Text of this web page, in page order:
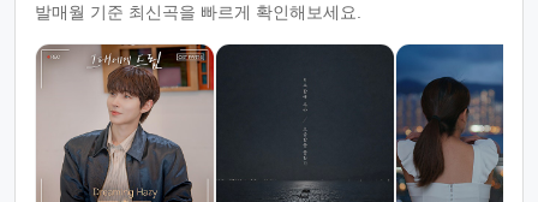
발매월 기준 최신곡을 빠르게 확인해보세요.